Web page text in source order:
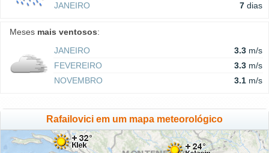
JANEIRO
7 dias
Meses mais ventosos:
JANEIRO
3.3 m/s
FEVEREIRO
3.3 m/s
NOVEMBRO
3.1 m/s
Rafailovici em um mapa meteorológico